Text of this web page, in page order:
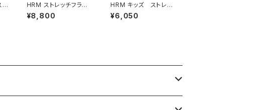
HRM ストレッチフライ
スCNリラックスフィット
SS Tシャツ ウイメンズ
¥8,800
HRM キッズ ストレッ
チフライスショートスリ
ーブTシャツ
¥6,050